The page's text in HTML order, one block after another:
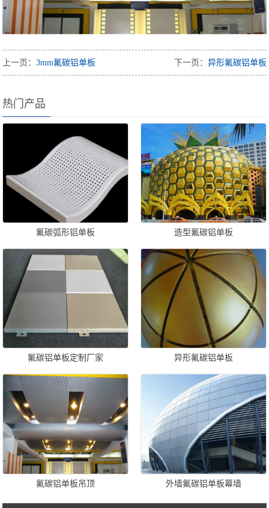
上一页：3mm氟碳铝单板 下一页： 异形氟碳铝单板
热门产品
氟碳弧形铝单板 造型氟碳铝单板
氟碳铝单板定制厂家 异形氟碳铝单板
氟碳铝单板吊顶 外墙氟碳铝单板幕墙